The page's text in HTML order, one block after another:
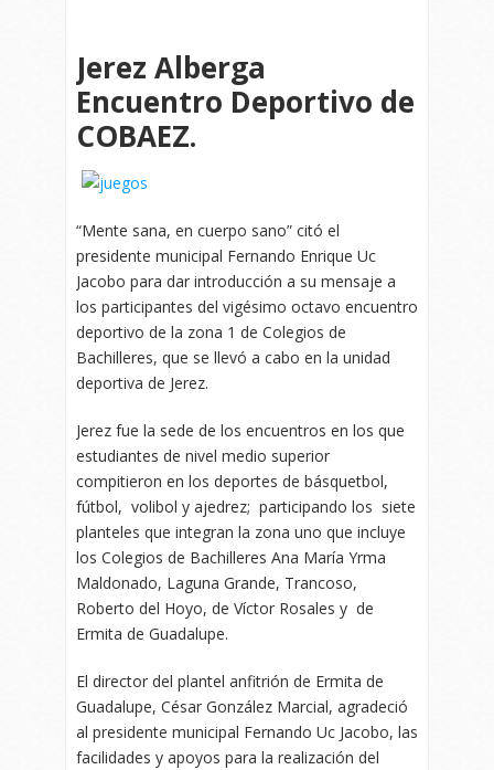
Jerez Alberga
Encuentro Deportivo de
COBAEZ.
“Mente sana, en cuerpo sano” citó el
presidente municipal Fernando Enrique Uc
Jacobo para dar introducción a su mensaje a
los participantes del vigésimo octavo encuentro
deportivo de la zona 1 de Colegios de
Bachilleres, que se llevó a cabo en la unidad
deportiva de Jerez.
Jerez fue la sede de los encuentros en los que
estudiantes de nivel medio superior
compitieron en los deportes de básquetbol,
fútbol, volibol y ajedrez; participando los siete
planteles que integran la zona uno que incluye
los Colegios de Bachilleres Ana María Yrma
Maldonado, Laguna Grande, Trancoso,
Roberto del Hoyo, de Víctor Rosales y de
Ermita de Guadalupe.
El director del plantel anfitrión de Ermita de
Guadalupe, César González Marcial, agradeció
al presidente municipal Fernando Uc Jacobo, las
facilidades y apoyos para la realización del